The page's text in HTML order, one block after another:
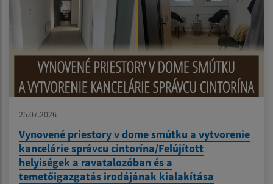
25.07.2026
Vynovené priestory v dome smútku a vytvorenie
kancelárie správcu cintorína/Felújított
helyiségek a ravatalozóban és a
temetőigazgatás irodájának kialakítása